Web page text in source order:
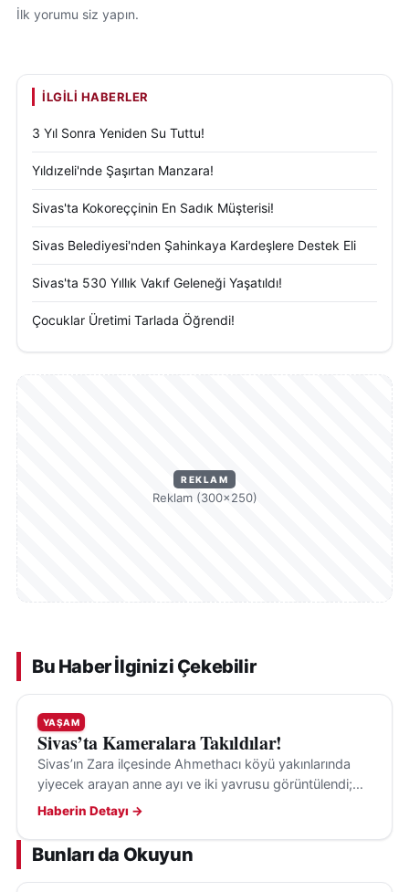
İlk yorumu siz yapın.
İLGILI HABERLER
3 Yıl Sonra Yeniden Su Tuttu!
Yıldızeli'nde Şaşırtan Manzara!
Sivas'ta Kokoreççinin En Sadık Müşterisi!
Sivas Belediyesi'nden Şahinkaya Kardeşlere Destek Eli
Sivas'ta 530 Yıllık Vakıf Geleneği Yaşatıldı!
Çocuklar Üretimi Tarlada Öğrendi!
REKLAM
Reklam (300×250)
Bu Haber İlginizi Çekebilir
YAŞAM
Sivas’ta Kameralara Takıldılar!
Sivas’ın Zara ilçesinde Ahmethacı köyü yakınlarında
yiyecek arayan anne ayı ve iki yavrusu görüntülendi;
anne ayı, vatandaşı fark edince yavrularını uzaklaştırdı.
Haberin Detayı →
Bunları da Okuyun